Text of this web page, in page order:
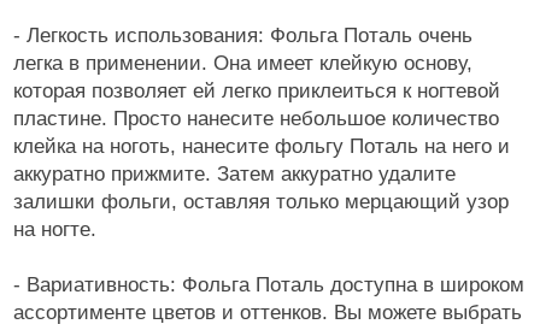
Клей (гель) для фольги, страз, слайдеров
Колечки на пальцы ног
Кружево и паутинка
Металлические украшения
Наборы для дизайна
Оформление выкрасок и дизайна
- Легкость использования: Фольга Поталь очень
легка в применении. Она имеет клейкую основу,
которая позволяет ей легко приклеиться к ногтевой
пластине. Просто нанесите небольшое количество
клейка на ноготь, нанесите фольгу Поталь на него и
аккуратно прижмите. Затем аккуратно удалите
залишки фольги, оставляя только мерцающий узор
на ногте.
- Вариативность: Фольга Поталь доступна в широком
ассортименте цветов и оттенков. Вы можете выбрать